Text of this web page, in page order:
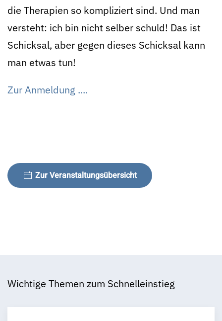
die Therapien so kompliziert sind. Und man
versteht: ich bin nicht selber schuld! Das ist
Schicksal, aber gegen dieses Schicksal kann
man etwas tun!
Zur Anmeldung ....
Zur Veranstaltungsübersicht
Wichtige Themen zum Schnelleinstieg